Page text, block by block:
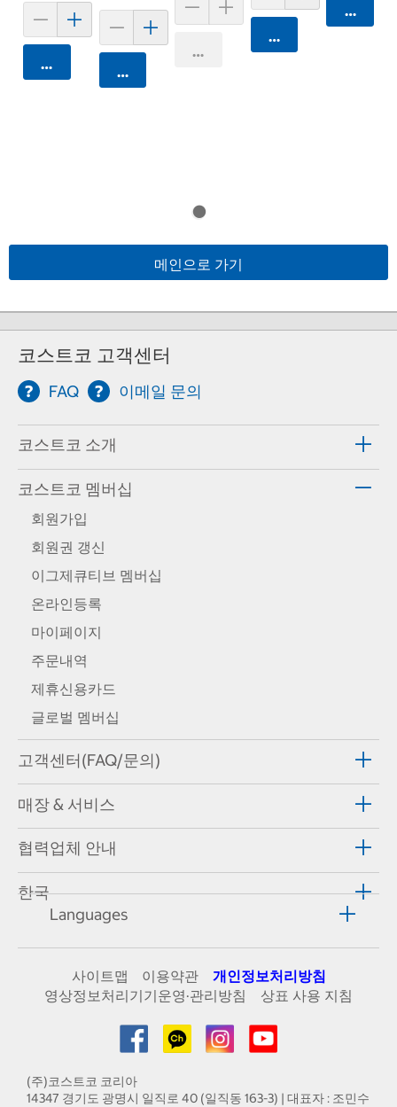
카트에 담기 카트에 담기
카트에 담기
카트에 담기
카트에
메인으로 가기
코스트코 고객센터
FAQ 이메일 문의
코스트코 소개
코스트코 멤버십
회원가입
회원권 갱신
이그제큐티브 멤버십
온라인등록
마이페이지
주문내역
제휴신용카드
글로벌 멤버십
고객센터(FAQ/문의)
매장 & 서비스
협력업체 안내
한국
Languages
사이트맵 이용약관
개인정보처리방침
영상정보처리기기운영·관리방침
상표 사용 지침
(주)코스트코 코리아
14347 경기도 광명시 일직로 40 (일직동 163-3) | 대표자 : 조민수